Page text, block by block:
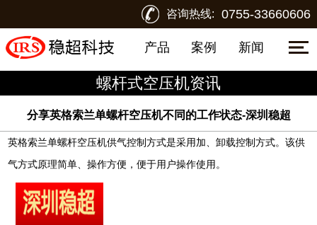
咨询热线: 0755-33660606
产品 案例 新闻
螺杆式空压机资讯
分享英格索兰单螺杆空压机不同的工作状态-深圳稳超
英格索兰单螺杆空压机供气控制方式是采用加、卸载控制方式。该供
气方式原理简单、操作方便，便于用户操作使用。